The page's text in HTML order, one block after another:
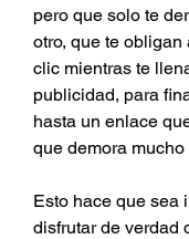
pero que solo te
otro, que te obligan
clic mientras te
publicidad, para
hasta un enlace
que demora mucho
Esto hace que sea
disfrutar de verdad